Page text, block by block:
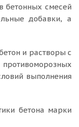
бетонных смесей
добавки, а
и растворы с
выполнения
бетона марки